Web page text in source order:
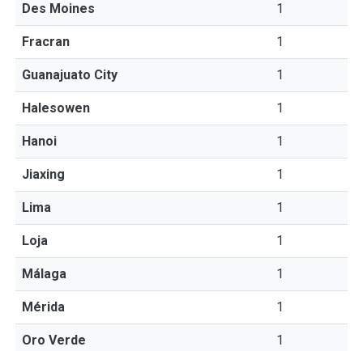
Des Moines 1
Fracran 1
Guanajuato City 1
Halesowen 1
Hanoi 1
Jiaxing 1
Lima 1
Loja 1
Málaga 1
Mérida 1
Oro Verde 1